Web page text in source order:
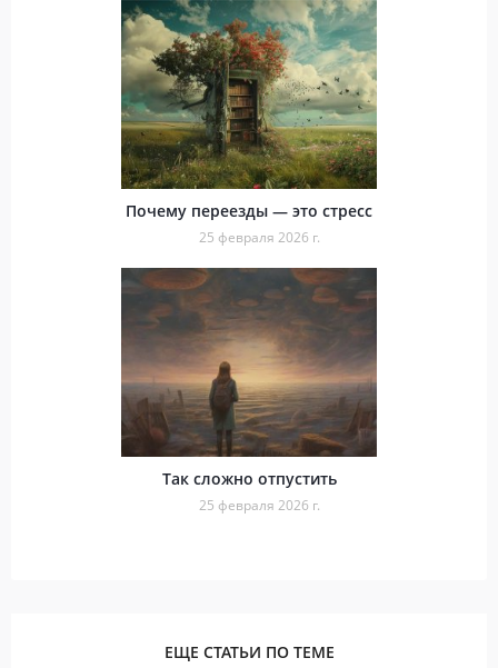
Почему переезды — это стресс
25 февраля 2026 г.
Так сложно отпустить
25 февраля 2026 г.
ЕЩЕ СТАТЬИ ПО ТЕМЕ